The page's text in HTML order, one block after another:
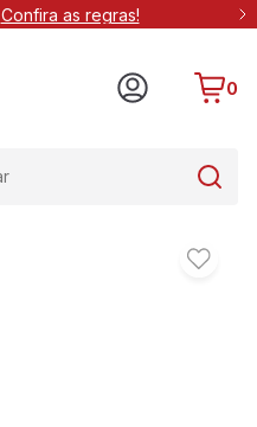
Confira as regras!
0